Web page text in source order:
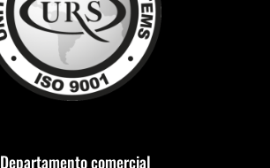
Departamento comercial